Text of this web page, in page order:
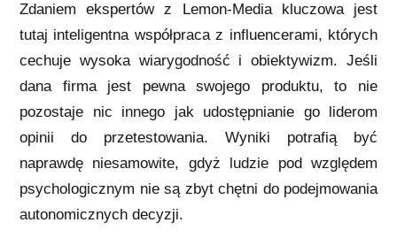
Zdaniem ekspertów z Lemon-Media kluczowa jest
tutaj inteligentna współpraca z influencerami, których
cechuje wysoka wiarygodność i obiektywizm. Jeśli
dana firma jest pewna swojego produktu, to nie
pozostaje nic innego jak udostępnianie go liderom
opinii do przetestowania. Wyniki potrafią być
naprawdę niesamowite, gdyż ludzie pod względem
psychologicznym nie są zbyt chętni do podejmowania
autonomicznych decyzji.